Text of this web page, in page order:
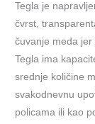
Tegla je
čvrst,
čuvanje meda
Tegla ima
srednje količine
svakodnevnu
policama ili kao